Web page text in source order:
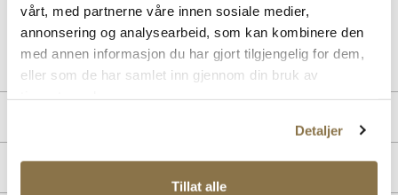
vårt, med partnerne våre innen sosiale medier,
annonsering og analysearbeid, som kan kombinere den
med annen informasjon du har gjort tilgjengelig for dem,
eller som de har samlet inn gjennom din bruk av
Detaljer
Tillat alle
Art. nr33267006
Lev. art. nr26H1127
Merke